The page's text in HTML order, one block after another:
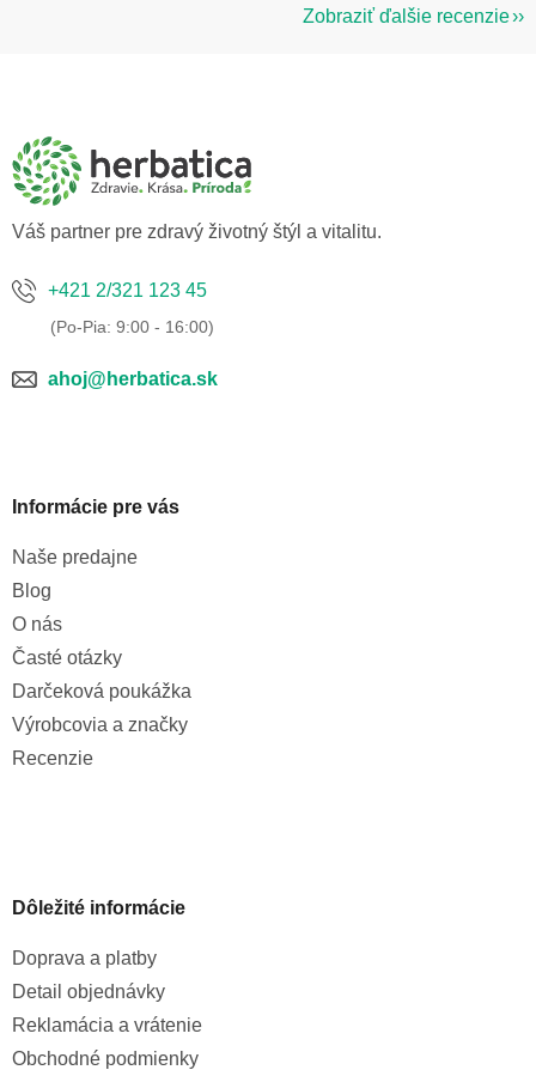
Zobraziť ďalšie recenzie
Váš partner pre zdravý životný štýl a vitalitu.
+421 2/321 123 45
ahoj@herbatica.sk
Informácie pre vás
Naše predajne
Blog
O nás
Časté otázky
Darčeková poukážka
Výrobcovia a značky
Recenzie
Dôležité informácie
Doprava a platby
Detail objednávky
Reklamácia a vrátenie
Obchodné podmienky